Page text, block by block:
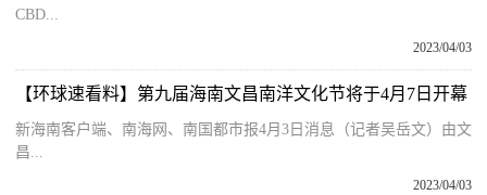
CBD...
2023/04/03
【环球速看料】第九届海南文昌南洋文化节将于4月7日开幕
新海南客户端、南海网、南国都市报4月3日消息（记者吴岳文）由文
昌...
2023/04/03